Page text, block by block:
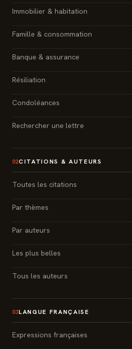
Immobilier & habitation
Famille & consommation
Banque & assurance
Résiliation
Condoléances
Rechercher une lettre
02CITATIONS & AUTEURS
Toutes les citations
Par thèmes
Par auteurs
Les plus belles
Tous les auteurs
03LANGUE FRANÇAISE
Expressions françaises